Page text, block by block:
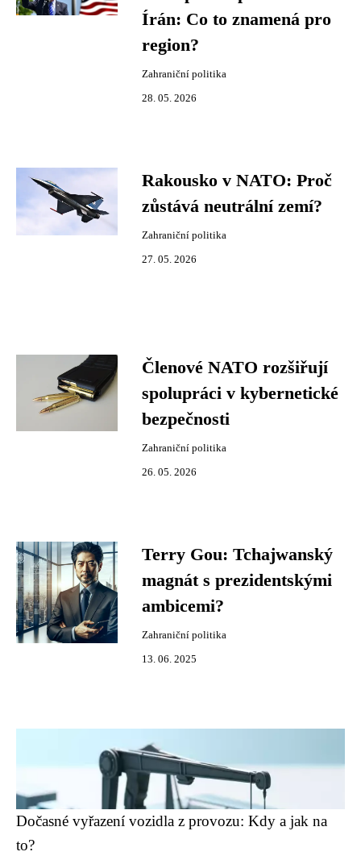
Írán: Co to znamená pro
region?
Zahraniční politika
28. 05. 2026
Rakousko v NATO: Proč
zůstává neutrální zemí?
Zahraniční politika
27. 05. 2026
Členové NATO rozšiřují
spolupráci v kybernetické
bezpečnosti
Zahraniční politika
26. 05. 2026
Terry Gou: Tchajwanský
magnát s prezidentskými
ambicemi?
Zahraniční politika
13. 06. 2025
Dočasné vyřazení vozidla z provozu: Kdy a jak na
to?